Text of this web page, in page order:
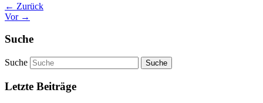
← Zurück
Vor →
Suche
Suche
Letzte Beiträge